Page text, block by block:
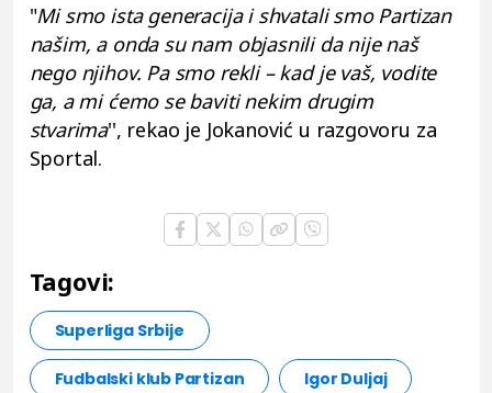
"Mi smo ista generacija i shvatali smo Partizan
našim, a onda su nam objasnili da nije naš
nego njihov. Pa smo rekli – kad je vaš, vodite
ga, a mi ćemo se baviti nekim drugim
stvarima'', rekao je Jokanović u razgovoru za
Sportal.
Tagovi:
Superliga Srbije
Fudbalski klub Partizan Igor Duljaj